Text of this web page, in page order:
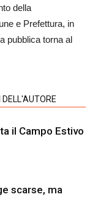
della
e Prefettura, in
pubblica torna al
il Campo Estivo
scarse, ma